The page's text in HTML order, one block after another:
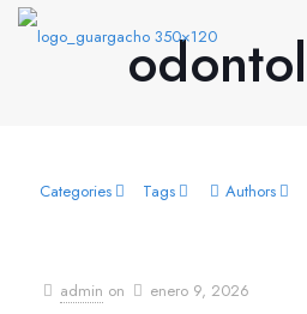
Categories Tags Authors
admin on enero 9, 2026